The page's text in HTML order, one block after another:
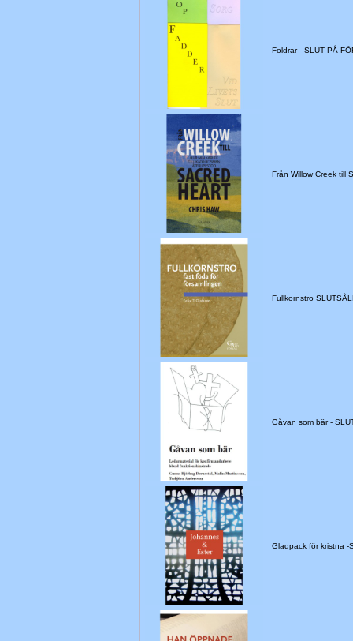
Foldrar - SLUT PÅ
Från Willow Creek till
Fullkornstro
Gåvan som bär -
Gladpack för kristna -